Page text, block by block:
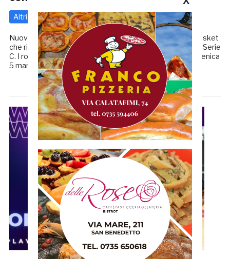
Altri 3 Marzo 2023 diRedazione GRB
Nuova settimana per la Infoservice Sambenedettese Basket
che riprende ad allenarsi dopo la pausa del campionato di Serie
C. I rossoblù affronteranno GS Robur Basket Osimo domenica
5 marzo alle ore 18 presso il Palazzetto […]